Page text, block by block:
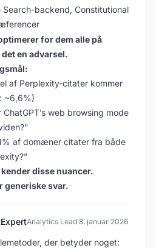
Search-backend, Constitutional
for dem alle på
det en advarsel.
af Perplexity-citater kommer
~6,6%)
ChatGPT’s web browsing mode
af domæner citater fra både
disse nuancer.
generiske svar.
Analytics Lead·8. januar 2026
der betyder noget: